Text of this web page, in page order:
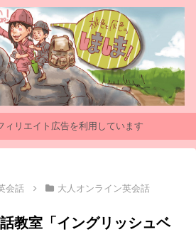
リエイト広告を利用しています
会話 大人オンライン英会話
教室「イングリッシュベ